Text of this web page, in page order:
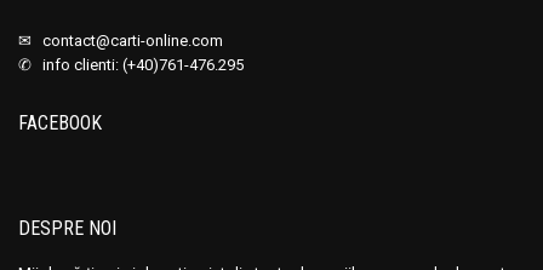
✉ contact@carti-online.com
✆ info clienti: (+40)761-476.295
FACEBOOK
DESPRE NOI